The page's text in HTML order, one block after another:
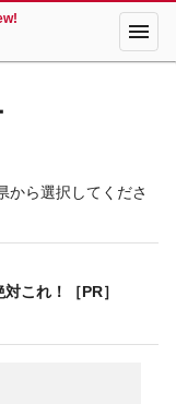
menu
ら選択してくださ
これ！［PR］